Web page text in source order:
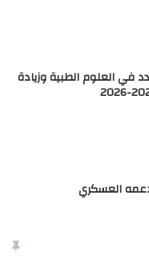
في العلوم الطبية وزيادة
العسكري